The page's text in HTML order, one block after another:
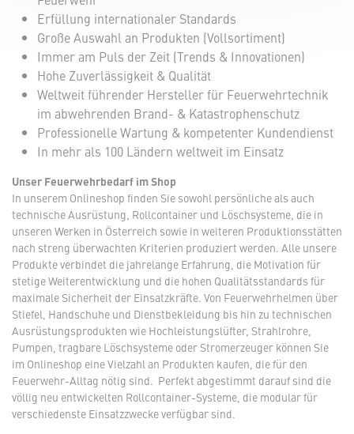
Erfüllung internationaler Standards
Große Auswahl an Produkten (Vollsortiment)
Immer am Puls der Zeit (Trends & Innovationen)
Hohe Zuverlässigkeit & Qualität
Weltweit führender Hersteller für Feuerwehrtechnik
im abwehrenden Brand- & Katastrophenschutz
Professionelle Wartung & kompetenter Kundendienst
In mehr als 100 Ländern weltweit im Einsatz
Unser Feuerwehrbedarf im Shop
In unserem Onlineshop finden Sie sowohl persönliche als auch
technische Ausrüstung, Rollcontainer und Löschsysteme, die in
unseren Werken in Österreich sowie in weiteren Produktionsstätten
nach streng überwachten Kriterien produziert werden. Alle unsere
Produkte verbindet die jahrelange Erfahrung, die Motivation für
stetige Weiterentwicklung und die hohen Qualitätsstandards für
maximale Sicherheit der Einsatzkräfte. Von Feuerwehrhelmen über
Stiefel, Handschuhe und Dienstbekleidung bis hin zu technischen
Ausrüstungsprodukten wie Hochleistungslüfter, Strahlrohre,
Pumpen, tragbare Löschsysteme oder Stromerzeuger können Sie
im Onlineshop eine Vielzahl an Produkten kaufen, die für den
Feuerwehr-Alltag nötig sind. Perfekt abgestimmt darauf sind die
völlig neu entwickelten Rollcontainer-Systeme, die modular für
verschiedenste Einsatzzwecke verfügbar sind.